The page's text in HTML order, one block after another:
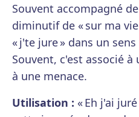
Souvent accompagné
diminutif de « sur ma
« j'te jure » dans un
Souvent, c'est associé
à une menace.
Utilisation : « Eh j'ai